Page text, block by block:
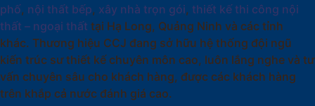
phố, nội thất bếp, xây nhà trọn gói, thiết kế thi công nội
thất – ngoại thất tại Hạ Long, Quảng Ninh và các tỉnh
khác. Thương hiệu CCJ đang sở hữu hệ thống đội ngũ
kiến trúc sư thiết kế chuyên môn cao, luôn lắng nghe và tư
vấn chuyên sâu cho khách hàng, được các khách hàng
trên khắp cả nước đánh giá cao.